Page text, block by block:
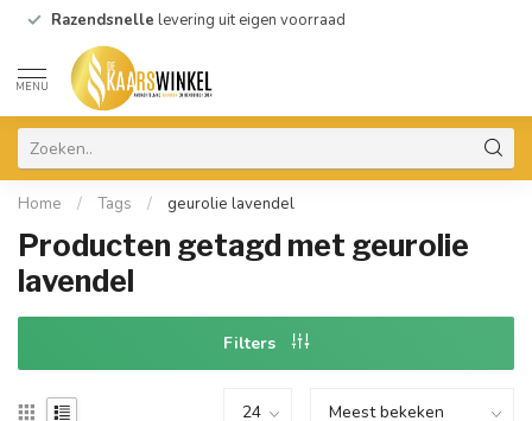
Razendsnelle levering uit eigen voorraad
MENU
Home / Tags / geurolie lavendel
Producten getagd met geurolie
lavendel
Filters